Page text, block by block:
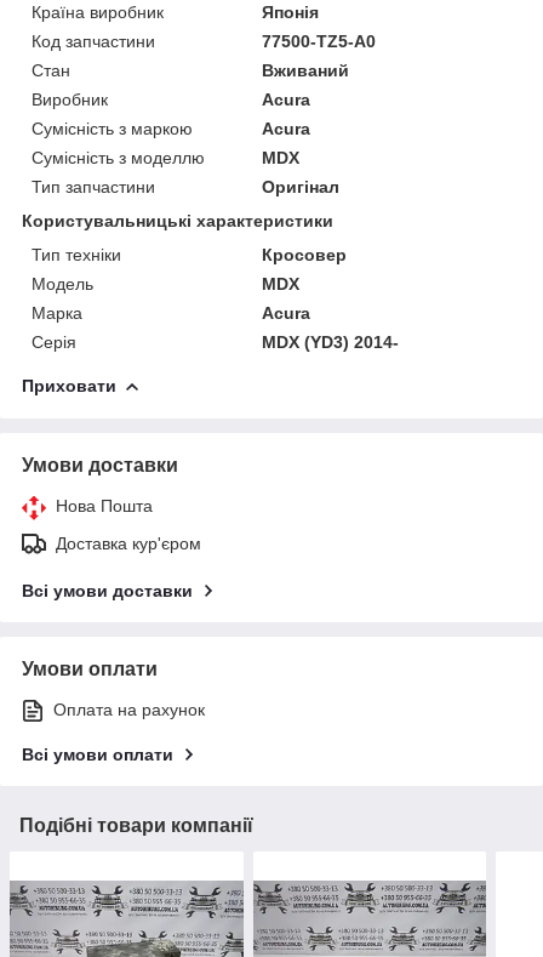
Країна виробник
Японія
Код запчастини
77500-TZ5-A0
Стан
Вживаний
Виробник
Acura
Сумісність з маркою
Acura
Сумісність з моделлю
MDX
Тип запчастини
Оригінал
Користувальницькі характеристики
Тип техніки
Кросовер
Модель
MDX
Марка
Acura
Серія
MDX (YD3) 2014-
Приховати
Умови доставки
Нова Пошта
Доставка кур'єром
Всі умови доставки
Умови оплати
Оплата на рахунок
Всі умови оплати
Подібні товари компанії